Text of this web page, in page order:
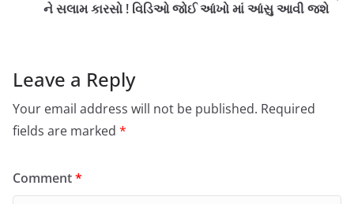
ને સલામ કારસો ! વિડિઓ જોઈ આંખો માં આંસુ આવી જશે
Leave a Reply
Your email address will not be published. Required
fields are marked *
Comment*